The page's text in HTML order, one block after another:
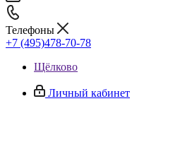
Телефоны
+7 (495)478-70-78
Щёлково
Личный кабинет